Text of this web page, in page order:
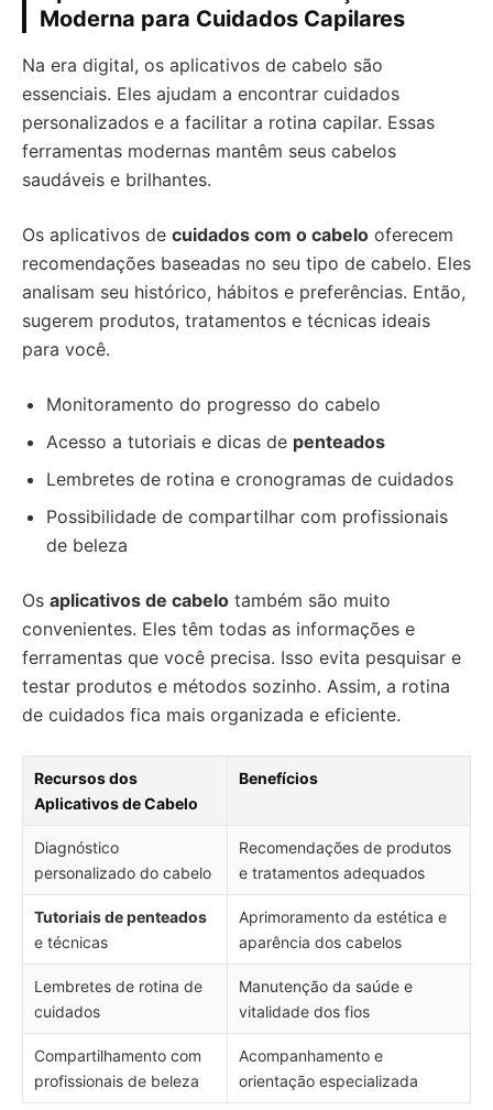
Moderna para Cuidados Capilares
Na era digital, os aplicativos de cabelo são
essenciais. Eles ajudam a encontrar cuidados
personalizados e a facilitar a rotina capilar. Essas
ferramentas modernas mantêm seus cabelos
saudáveis e brilhantes.
Os aplicativos de cuidados com o cabelo oferecem
recomendações baseadas no seu tipo de cabelo. Eles
analisam seu histórico, hábitos e preferências. Então,
sugerem produtos, tratamentos e técnicas ideais
para você.
Monitoramento do progresso do cabelo
Acesso a tutoriais e dicas de penteados
Lembretes de rotina e cronogramas de cuidados
Possibilidade de compartilhar com profissionais
de beleza
Os aplicativos de cabelo também são muito
convenientes. Eles têm todas as informações e
ferramentas que você precisa. Isso evita pesquisar e
testar produtos e métodos sozinho. Assim, a rotina
de cuidados fica mais organizada e eficiente.
Recursos dos
Aplicativos de Cabelo
Benefícios
Diagnóstico
personalizado do cabelo
Recomendações de produtos
e tratamentos adequados
Tutoriais de penteados
e técnicas
Aprimoramento da estética e
aparência dos cabelos
Lembretes de rotina de
cuidados
Manutenção da saúde e
vitalidade dos fios
Compartilhamento com
profissionais de beleza
Acompanhamento e
orientação especializada